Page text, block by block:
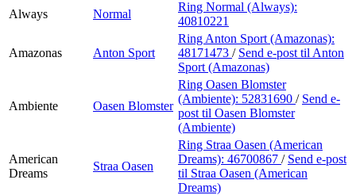
Always
Normal
Ring Normal (Always):
40810221
Amazonas Anton Sport
Ring Anton Sport (Amazonas):
48171473 / Send e-post til Anton
Sport (Amazonas)
Ambiente Oasen Blomster
Ring Oasen Blomster
(Ambiente): 52831690 / Send e-
post til Oasen Blomster
(Ambiente)
American
Dreams
Straa Oasen
Ring Straa Oasen (American
Dreams): 46700867 / Send e-post
til Straa Oasen (American
Dreams)